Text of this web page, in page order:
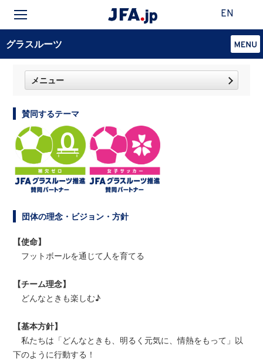
EN
グラスルーツ
メニュー
賛同するテーマ
団体の理念・ビジョン・方針
【使命】
フットボールを通じて人を育てる
【チーム理念】
どんなときも楽しむ♪
【基本方針】
私たちは「どんなときも、明るく元気に、情熱をもって」以
下のように行動する！